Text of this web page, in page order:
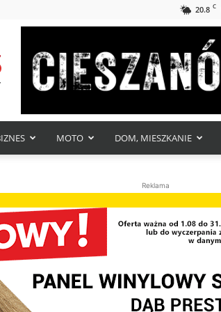
20.8 C
MOTO DOM, MIESZKANIE
Reklama